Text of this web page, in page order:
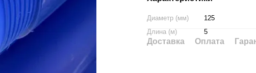
Диаметр (мм)
125
Длина (м)
5
Доставка Оплата